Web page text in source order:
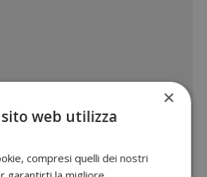
×
web utilizza
compresi quelli dei nostri